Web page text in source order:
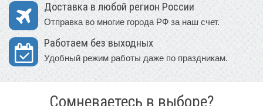
Доставка в любой регион России
Отправка во многие города РФ за наш счет.
Работаем без выходных
Удобный режим работы даже по праздникам.
Сомневаетесь в выборе?